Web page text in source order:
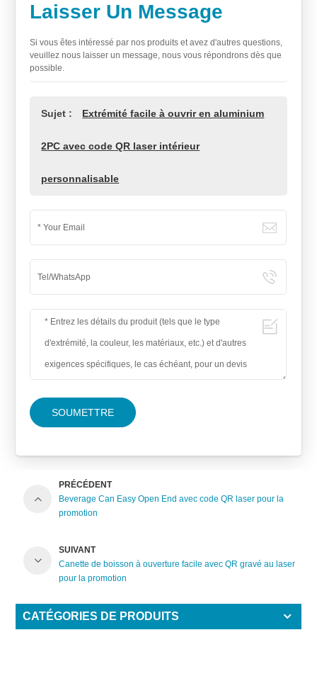
Laisser Un Message
Si vous êtes intéressé par nos produits et avez d'autres questions,
veuillez nous laisser un message, nous vous répondrons dès que
possible.
Sujet : Extrémité facile à ouvrir en aluminium
2PC avec code QR laser intérieur
personnalisable
SOUMETTRE
PRÉCÉDENT
Beverage Can Easy Open End avec code QR laser pour la
promotion
SUIVANT
Canette de boisson à ouverture facile avec QR gravé au laser
pour la promotion
CATÉGORIES DE PRODUITS